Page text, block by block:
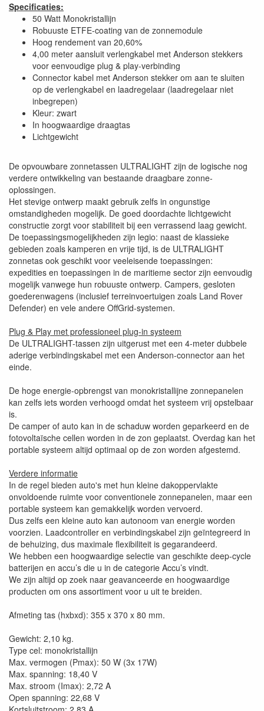
Specificaties:
50 Watt Monokristallijn
Robuuste ETFE-coating van de zonnemodule
Hoog rendement van 20,60%
4,00 meter aansluit verlengkabel met Anderson stekkers
voor eenvoudige plug & play-verbinding
Connector kabel met Anderson stekker om aan te sluiten
op de verlengkabel en laadregelaar (laadregelaar niet
inbegrepen)
Kleur: zwart
In hoogwaardige draagtas
Lichtgewicht
De opvouwbare zonnetassen ULTRALIGHT zijn de logische nog
verdere ontwikkeling van bestaande draagbare zonne-
oplossingen.
Het stevige ontwerp maakt gebruik zelfs in ongunstige
omstandigheden mogelijk. De goed doordachte lichtgewicht
constructie zorgt voor stabiliteit bij een verrassend laag gewicht.
De toepassingsmogelijkheden zijn legio: naast de klassieke
gebieden zoals kamperen en vrije tijd, is de ULTRALIGHT
zonnetas ook geschikt voor veeleisende toepassingen:
expedities en toepassingen in de maritieme sector zijn eenvoudig
mogelijk vanwege hun robuuste ontwerp. Campers, gesloten
goederenwagens (inclusief terreinvoertuigen zoals Land Rover
Defender) en vele andere OffGrid-systemen.
Plug & Play met professioneel plug-in systeem
De ULTRALIGHT-tassen zijn uitgerust met een 4-meter dubbele
aderige verbindingskabel met een Anderson-connector aan het
einde.
De hoge energie-opbrengst van monokristallijne zonnepanelen
kan zelfs iets worden verhoogd omdat het systeem vrij opstelbaar
is.
De camper of auto kan in de schaduw worden geparkeerd en de
fotovoltaïsche cellen worden in de zon geplaatst. Overdag kan het
portable systeem altijd optimaal op de zon worden afgestemd.
Verdere informatie
In de regel bieden auto's met hun kleine dakoppervlakte
onvoldoende ruimte voor conventionele zonnepanelen, maar een
portable systeem kan gemakkelijk worden vervoerd.
Dus zelfs een kleine auto kan autonoom van energie worden
voorzien. Laadcontroller en verbindingskabel zijn geïntegreerd in
de behuizing, dus maximale flexibiliteit is gegarandeerd.
We hebben een hoogwaardige selectie van geschikte deep-cycle
batterijen en accu’s die u in de categorie Accu’s vindt.
We zijn altijd op zoek naar geavanceerde en hoogwaardige
producten om ons assortiment voor u uit te breiden.
Afmeting tas (hxbxd): 355 x 370 x 80 mm.
Gewicht: 2,10 kg.
Type cel: monokristallijn
Max. vermogen (Pmax): 50 W (3x 17W)
Max. spanning: 18,40 V
Max. stroom (Imax): 2,72 A
Open spanning: 22,68 V